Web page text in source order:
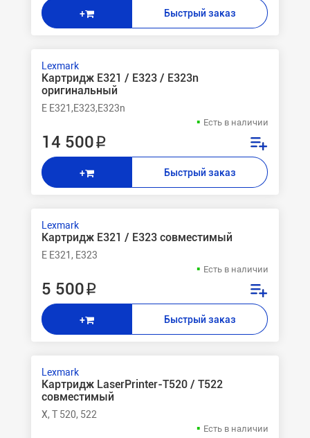
+ Быстрый заказ
Lexmark
Картридж E321 / E323 / E323n
оригинальный
E E321,E323,E323n
Есть в наличии
14 500 ₽
+ Быстрый заказ
Lexmark
Картридж E321 / E323 совместимый
E E321, E323
Есть в наличии
5 500 ₽
+ Быстрый заказ
Lexmark
Картридж LaserPrinter-T520 / T522
совместимый
X, T 520, 522
Есть в наличии